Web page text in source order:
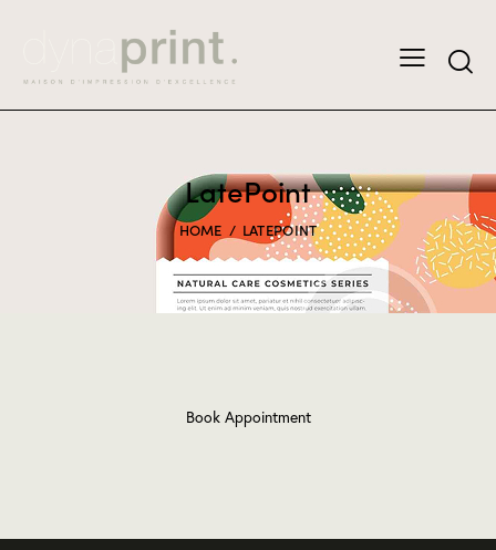
LatePoint
HOME LATEPOINT
Book Appointment